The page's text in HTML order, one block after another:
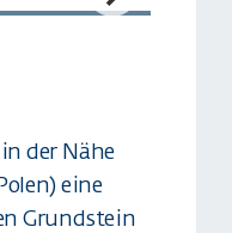
der Nähe
eine
Grund­stein